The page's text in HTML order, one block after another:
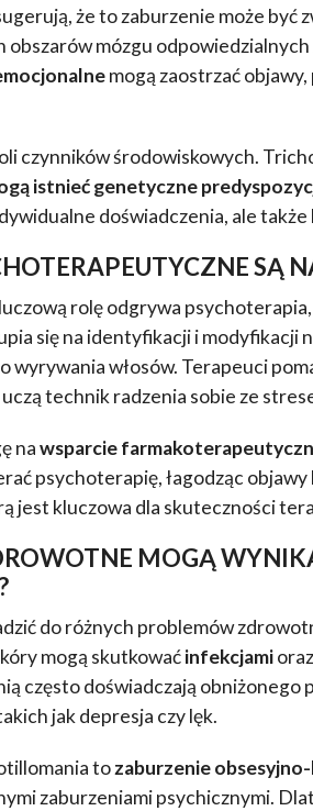
że to zaburzenie może być
mózgu odpowiedzialnych
mogą zaostrzać
czynników środowiskowych.
istnieć genetyczne
doświadczenia, ale
SĄ
rolę odgrywa psychoterapia,
się na identyfikacji i modyfikacji
wyrywania włosów. Terapeuci
technik radzenia sobie ze
nawsparcie
psychoterapię, łagodząc
jest kluczowa dla skuteczności
MOGĄ
do różnych problemów
mogą skutkowaćinfekcjamioraz
często doświadczają obniżonego
jak depresja czy lęk.
tozaburzenie
zaburzeniami psychicznymi.